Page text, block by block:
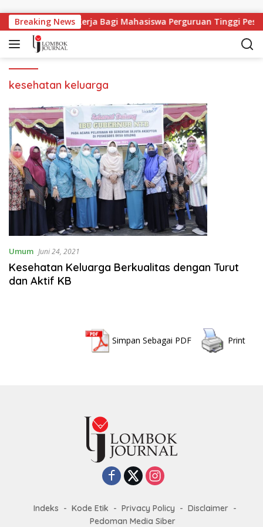
Breaking News
Lapangan Kerja Bagi Mahasiswa Perguruan Tinggi
kesehatan keluarga
Umum Juni 24, 2021
Kesehatan Keluarga Berkualitas dengan Turut
dan Aktif KB
Simpan Sebagai PDF Print
Indeks Kode Etik Privacy Policy
Disclaimer
Pedoman Media Siber